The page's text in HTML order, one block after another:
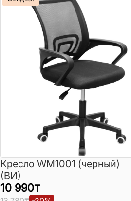
Кресло WM1001 (черный)
(ВИ)
10 990₸